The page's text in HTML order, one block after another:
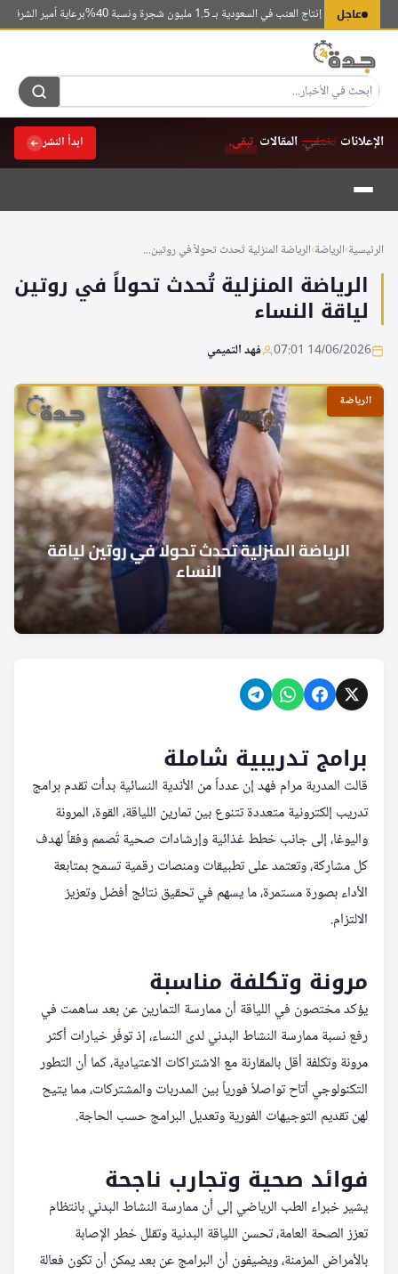
عاجل
قائمة إنتاج العنب في السعودية بـ 1.5 مليون شجرة ونسبة 40% برعاية أمير الشرقية..
الإعلانات تختفي.المقالات تبقى. ابدأ النشر
التجاوز
المحتوى
الرئيسية›الرياضة›الرياضة المنزلية تُحدث تحولاً في روتين...
الرياضة المنزلية تُحدث تحولاً في روتين
لياقة النساء
14/06/2026 07:01 فهد التميمي
الرياضة
برامج تدريبية شاملة
قالت المدربة مرام فهد إن عدداً من الأندية النسائية بدأت تقدم برامج
تدريب إلكترونية متعددة تتنوع بين تمارين اللياقة، القوة، المرونة
واليوغا، إلى جانب خطط غذائية وإرشادات صحية تُصمم وفقاً لهدف
كل مشاركة، وتعتمد على تطبيقات ومنصات رقمية تسمح بمتابعة
الأداء بصورة مستمرة، ما يسهم في تحقيق نتائج أفضل وتعزيز
الالتزام.
مرونة وتكلفة مناسبة
يؤكد مختصون في اللياقة أن ممارسة التمارين عن بعد ساهمت في
رفع نسبة ممارسة النشاط البدني لدى النساء، إذ توفّر خيارات أكثر
مرونة وتكلفة أقل بالمقارنة مع الاشتراكات الاعتيادية، كما أن التطور
التكنولوجي أتاح تواصلاً فورياً بين المدربات والمشتركات، مما يتيح
لهن تقديم التوجيهات الفورية وتعديل البرامج حسب الحاجة.
فوائد صحية وتجارب ناجحة
يشير خبراء الطب الرياضي إلى أن ممارسة النشاط البدني بانتظام
تعزز الصحة العامة، تحسن اللياقة البدنية وتقلل خطر الإصابة
بالأمراض المزمنة، ويضيفون أن البرامج عن بعد يمكن أن تكون فعالة